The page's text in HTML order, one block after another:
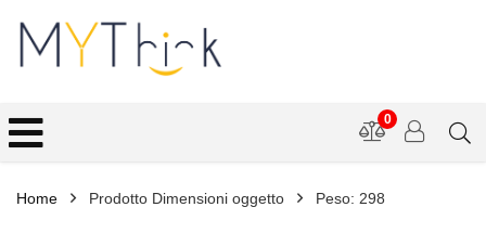
0
Home Prodotto Dimensioni oggetto Peso: 298